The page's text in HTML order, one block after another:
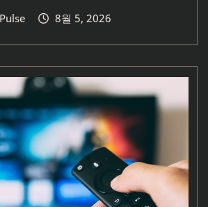
8월 5, 2026